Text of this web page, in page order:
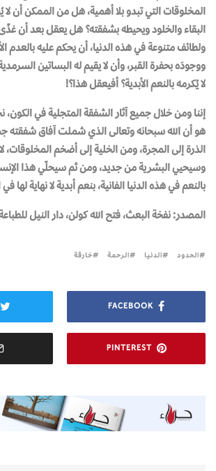
المخلوقات التي تبدو بلا أهمية، هل من الممكن أن لا
البقاء والخلود ويحيطه بشفقته؟ هل يعقل بعد أن
ولطائف متنوعة في هذه الدنيا، أن يحكم عليه بالعدم
ووجودَه بحفرة القبر، وأن لا يقيم له البساتين
لا يُكرمه بالنعم الأبدية؟ أفيعقل هذا؟!
إننا ومن خلال جميع آثار الشفقة المتجلية في
هو أن الله سبحانه وتعالى الذي شملت آفاق شفقته
الذرة إلى المجرة، ومن الخلية إلى أضخم المخلوقات،
وسيحيي البشرية من جديد، ومن ثم سيحلّي هذا
بالنعم في هذه الدنيا الفانية، بنعم أبدية لا نهاية لها في
المصدر: نفخة البعث، فتح الله كولن، دار النيل
الحدود الدنيا الرحمة خارقة
FACEBOOK
PINTEREST